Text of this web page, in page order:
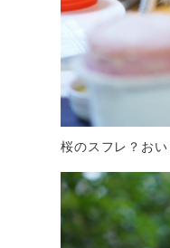
桜のスフレ？お